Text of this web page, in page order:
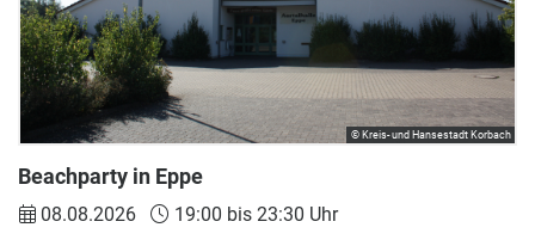
Beachparty in Eppe
08.08.2026 19:00 bis 23:30 Uhr
© Kreis- und Hansestadt Korbach